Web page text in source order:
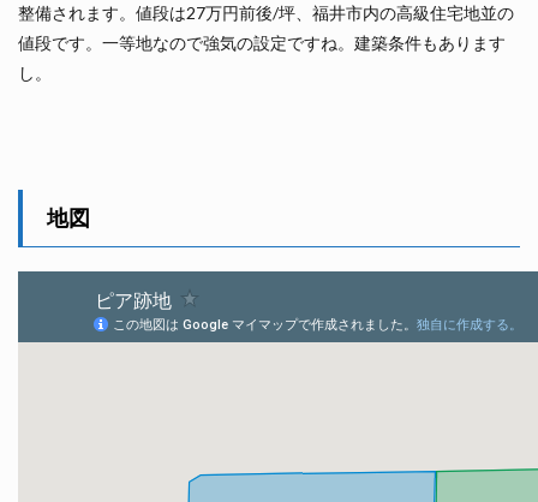
整備されます。値段は27万円前後/坪、福井市内の高級住宅地並の
値段です。一等地なので強気の設定ですね。建築条件もあります
し。
地図